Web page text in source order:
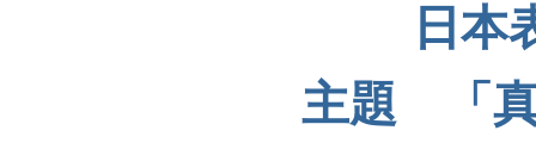
日本
主題 「真